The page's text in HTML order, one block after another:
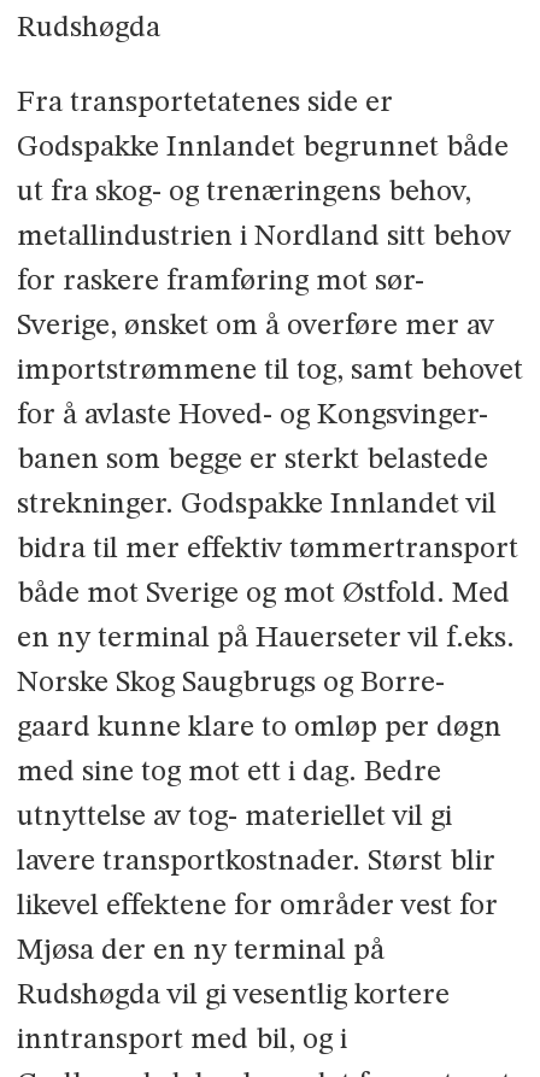
Rudshøgda
Fra transportetatenes side er
Godspakke Innlandet begrunnet både
ut fra skog- og trenæringens behov,
metallindustrien i Nordland sitt behov
for raskere framføring mot sør-
Sverige, ønsket om å overføre mer av
importstrømmene til tog, samt behovet
for å avlaste Hoved- og Kongsvinger-
banen som begge er sterkt belastede
strekninger. Godspakke Innlandet vil
bidra til mer effektiv tømmertransport
både mot Sverige og mot Østfold. Med
en ny terminal på Hauerseter vil f.eks.
Norske Skog Saugbrugs og Borre-
gaard kunne klare to omløp per døgn
med sine tog mot ett i dag. Bedre
utnyttelse av tog- materiellet vil gi
lavere transportkostnader. Størst blir
likevel effektene for områder vest for
Mjøsa der en ny terminal på
Rudshøgda vil gi vesentlig kortere
inntransport med bil, og i